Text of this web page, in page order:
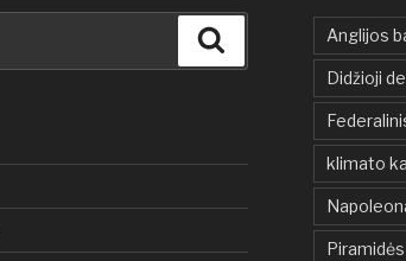
Anglijos
Didžioji
klimato
Piramidės